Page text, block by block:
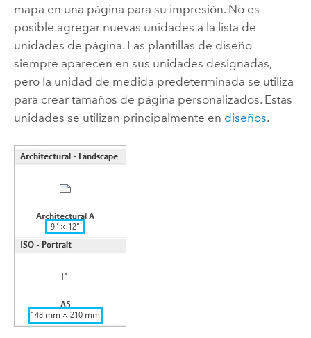
mapa en una página para su impresión. No es
posible agregar nuevas unidades a la lista de
unidades de página. Las plantillas de diseño
siempre aparecen en sus unidades designadas,
pero la unidad de medida predeterminada se utiliza
para crear tamaños de página personalizados. Estas
unidades se utilizan principalmente en diseños.